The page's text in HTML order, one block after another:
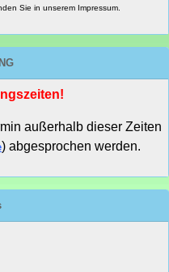
Sie in unserem Impressum.
außerhalb dieser Zeiten
) abgesprochen werden.